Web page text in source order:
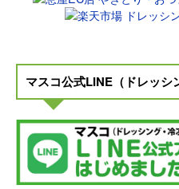
マスコ公式LINE（ドレッシ